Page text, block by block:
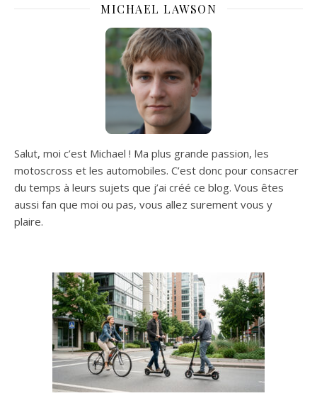
MICHAEL LAWSON
Salut, moi c’est Michael ! Ma plus grande passion, les
motoscross et les automobiles. C’est donc pour consacrer
du temps à leurs sujets que j’ai créé ce blog. Vous êtes
aussi fan que moi ou pas, vous allez surement vous y
plaire.